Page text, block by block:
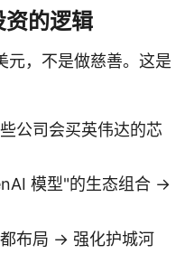
资的逻辑
，不是做慈善。这是
公司会买英伟达的芯
模型"的生态组合 →
布局 → 强化护城河